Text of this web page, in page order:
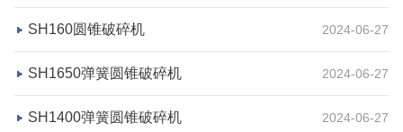
项目业主
咨询该项目执行经理
SH160圆锥破碎机 2024-06-27
SH1650弹簧圆锥破碎机 2024-06-27
SH1400弹簧圆锥破碎机 2024-06-27